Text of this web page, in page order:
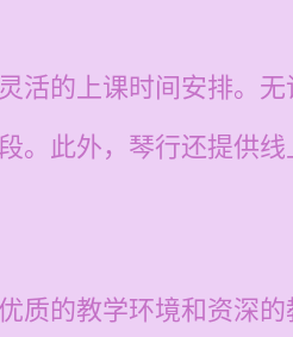
的上课时间安排。无
。此外，琴行还提供
质的教学环境和资深